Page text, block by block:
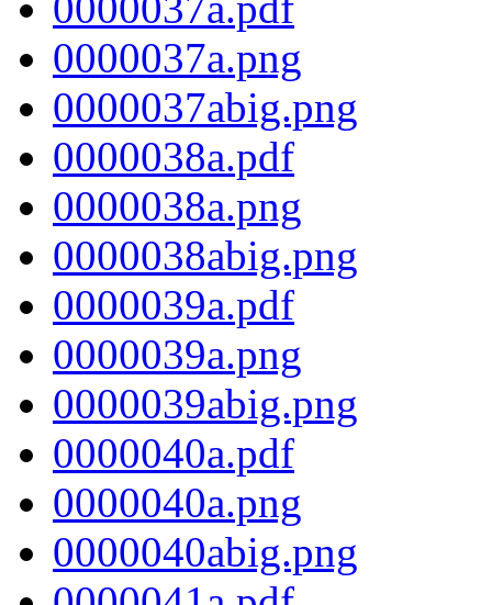
0000037a.png
0000037abig.png
0000038a.pdf
0000038a.png
0000038abig.png
0000039a.pdf
0000039a.png
0000039abig.png
0000040a.pdf
0000040a.png
0000040abig.png